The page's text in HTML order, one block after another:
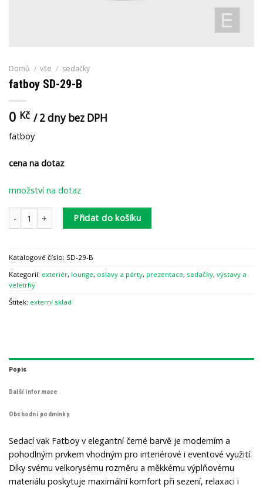
Domů / vše / sedačky
fatboy SD-29-B
0 Kč / 2 dny bez DPH
fatboy
cena na dotaz
množství na dotaz
fatboy SD-29-B množstvíPřidat do košíku
Katalogové číslo: SD-29-B
Kategorií: exteriér, lounge, oslavy a párty, prezentace, sedačky, výstavy a
veletrhy
Štítek: externí sklad
Popis
Další informace
Obchodní podmínky
Sedací vak Fatboy v elegantní černé barvě je moderním a
pohodlným prvkem vhodným pro interiérové i eventové využití.
Díky svému velkorysému rozměru a měkkému výplňovému
materiálu poskytuje maximální komfort při sezení, relaxaci i